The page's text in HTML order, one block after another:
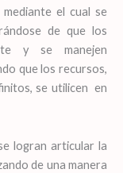
el cual se
de que los
y se manejen
que los recursos,
se utilicen en
logran articular la
de una manera